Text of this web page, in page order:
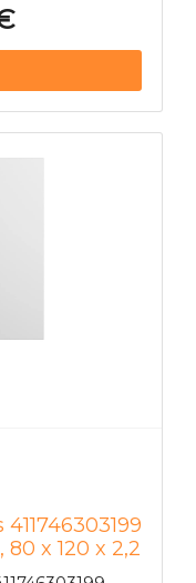
du sol Hauteur
min.114 mm /
modèle KA
kg Couleur de
résistante aux
Résistant aux
de mise à la
x 120 x 2,2
sol